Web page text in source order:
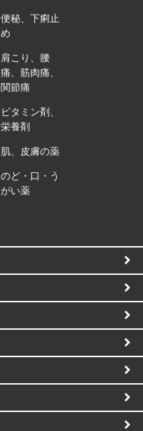
便秘、下痢止
め
肩こり、腰
痛、筋肉痛、
関節痛
ビタミン剤、
栄養剤
肌、皮膚の薬
のど・口・う
がい薬